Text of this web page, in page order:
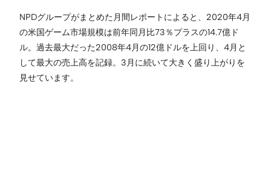
NPDグループがまとめた月間レポートによると、2020年4月
の米国ゲーム市場規模は前年同月比73％プラスの14.7億ド
ル。過去最大だった2008年4月の12億ドルを上回り、4月と
して最大の売上高を記録。3月に続いて大きく盛り上がりを
見せています。